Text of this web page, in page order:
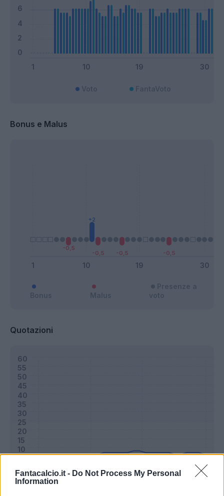
Fantacalcio.it - Do Not Process My Personal
Information
Bonus e Malus
Quotazioni